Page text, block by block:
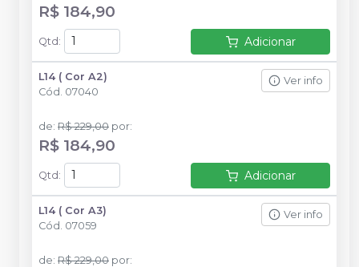
R$ 184,90
Qtd : Adicionar
L14 ( Cor A2)
Cód. 07040
Ver info
de: R$ 229,00 por:
R$ 184,90
Qtd : Adicionar
L14 ( Cor A3)
Cód. 07059
Ver info
de: R$ 229,00 por: